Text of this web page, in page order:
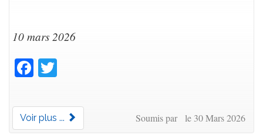
10 mars 2026
Facebook
Voir plus ... Soumis par le 30 Mars 2026